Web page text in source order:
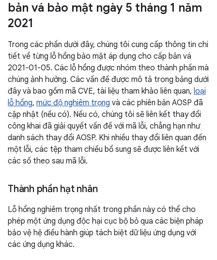
bản vá bảo mật ngày 5 tháng 1 năm
2021
Trong các phần dưới đây, chúng tôi cung cấp thông tin chi
tiết về từng lỗ hổng bảo mật áp dụng cho cấp bản vá
2021-01-05. Các lỗ hổng được nhóm theo thành phần mà
chúng ảnh hưởng. Các vấn đề được mô tả trong bảng dưới
đây và bao gồm mã CVE, tài liệu tham khảo liên quan, loại
lỗ hổng, mức độ nghiêm trọng và các phiên bản AOSP đã
cập nhật (nếu có). Nếu có, chúng tôi sẽ liên kết thay đổi
công khai đã giải quyết vấn đề với mã lỗi, chẳng hạn như
danh sách thay đổi AOSP. Khi nhiều thay đổi liên quan đến
một lỗi, các tệp tham chiếu bổ sung sẽ được liên kết với
các số theo sau mã lỗi.
Thành phần hạt nhân
Lỗ hổng nghiêm trọng nhất trong phần này có thể cho
phép một ứng dụng độc hại cục bộ bỏ qua các biện pháp
bảo vệ hệ điều hành giúp tách biệt dữ liệu ứng dụng với
các ứng dụng khác.